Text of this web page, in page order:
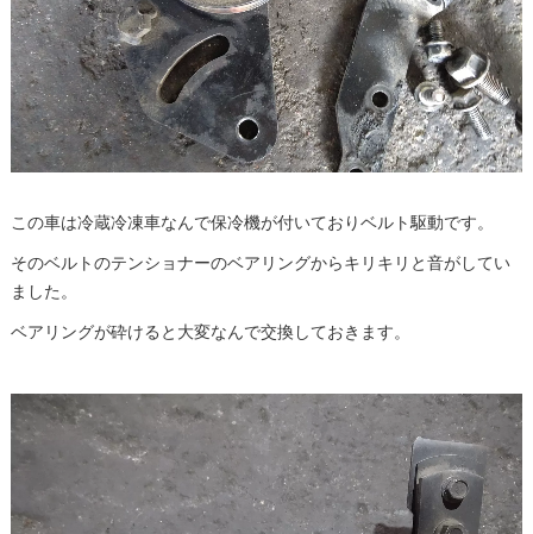
この車は冷蔵冷凍車なんで保冷機が付いておりベルト駆動です。
そのベルトのテンショナーのベアリングからキリキリと音がしてい
ました。
ベアリングが砕けると大変なんで交換しておきます。